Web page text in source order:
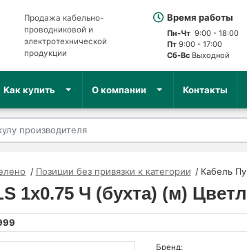
Продажа кабельно-
проводниковой и
электротехнической
продукции
Время работы
Пн-Чт9:00 - 18:00
Пт9:00 - 17:00
Сб-ВсВыходной
Как купить О компании Контакты
Позиции без привязки к категории Кабель
1х0.75 Ч (бухта) (м)
Бренд: